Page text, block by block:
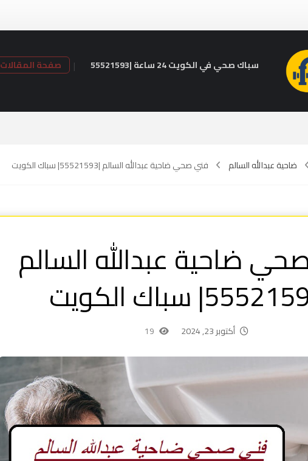
سباك صحي في الكويت 24 ساعة |55521593 صفحة المقالات
ضاحية عبدالله السالم فني صحي ضاحية عبدالله السالم |55521593| سباك الكويت
ضاحية عبدالله السالم
أكتوبر 23, 2024 19